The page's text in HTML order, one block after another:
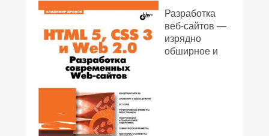
Разработка
веб-сайтов —
изрядно
обширное и